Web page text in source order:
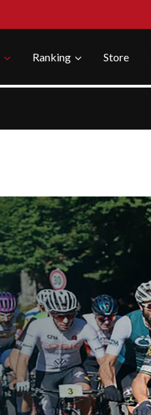
Ranking Store